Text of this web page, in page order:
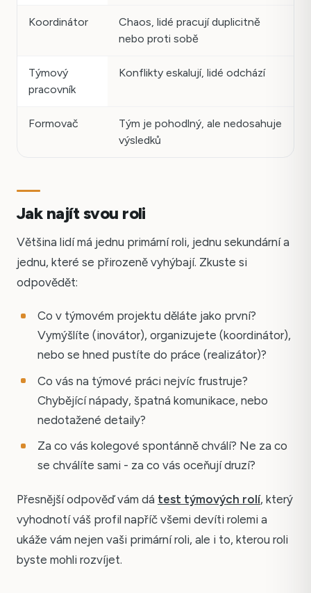
Koordinátor
Chaos, lidé pracují duplicitně
nebo proti sobě
Týmový
pracovník
Konflikty eskalují, lidé odchází
Formovač
Tým je pohodlný, ale nedosahuje
výsledků
Jak najít svou roli
Většina lidí má jednu primární roli, jednu sekundární a
jednu, které se přirozeně vyhýbají. Zkuste si
odpovědět:
Co v týmovém projektu děláte jako první?
Vymýšlíte (inovátor), organizujete (koordinátor),
nebo se hned pustíte do práce (realizátor)?
Co vás na týmové práci nejvíc frustruje?
Chybějící nápady, špatná komunikace, nebo
nedotažené detaily?
Za co vás kolegové spontánně chválí? Ne za co
se chválíte sami - za co vás oceňují druzí?
Přesnější odpověď vám dá test týmových rolí, který
vyhodnotí váš profil napříč všemi devíti rolemi a
ukáže vám nejen vaši primární roli, ale i to, kterou roli
byste mohli rozvíjet.